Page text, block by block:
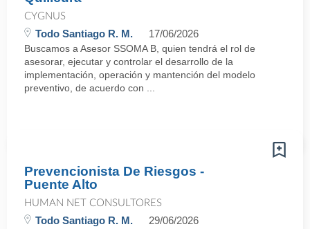
CYGNUS
Todo Santiago R. M. 17/06/2026
Buscamos a Asesor SSOMA B, quien tendrá el rol de
asesorar, ejecutar y controlar el desarrollo de la
implementación, operación y mantención del modelo
preventivo, de acuerdo con ...
Prevencionista De Riesgos -
Puente Alto
HUMAN NET CONSULTORES
Todo Santiago R. M. 29/06/2026